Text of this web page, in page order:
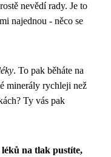
nevědí rady. Je to
najednou - něco se
. To pak běháte na
minerály rychleji než
Ty vás pak
na tlak pustíte,